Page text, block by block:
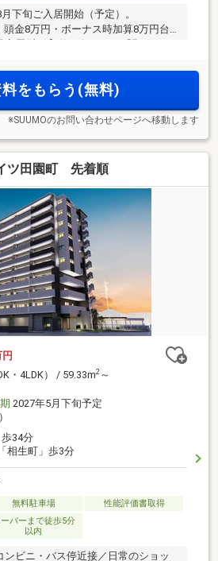
下旬ご入居開始（予定）。
頭金8万円・ボーナス時加算8万円台
料をもらう(無料)
※SUUMOのお問い合わせページへ移動します
ツ田園町 先着順
・4LDK） / 59.33m2 ～
2027年5月下旬予定
34分
相生町」歩3分
無料駐車場 性能評価書取得
パーまで徒歩5分
以内
ンビニ・バス停近接／日常のショッ